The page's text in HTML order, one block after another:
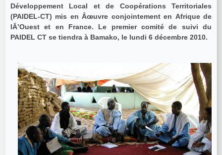
Développement Local et de Coopérations Territoriales
(PAIDEL‐CT) mis en Âœuvre conjointement en Afrique de
lÂ’Ouest et en France. Le premier comité de suivi du
PAIDEL CT se tiendra à Bamako, le lundi 6 décembre 2010.